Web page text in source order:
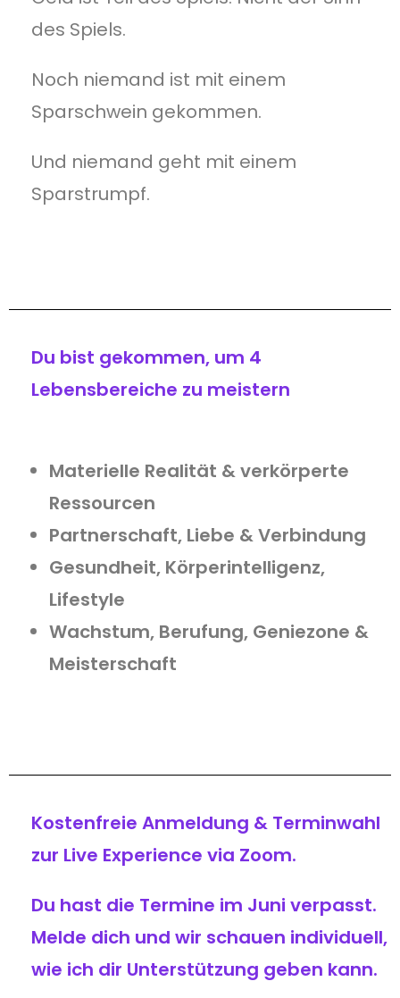
des Spiels.
Noch niemand ist mit einem
Sparschwein gekommen.
Und niemand geht mit einem
Sparstrumpf.
Du bist gekommen, um 4
Lebensbereiche zu meistern
Materielle Realität & verkörperte
Ressourcen
Partnerschaft, Liebe & Verbindung
Gesundheit, Körperintelligenz,
Lifestyle
Wachstum, Berufung, Geniezone &
Meisterschaft
Kostenfreie Anmeldung & Terminwahl
zur Live Experience via Zoom.
Du hast die Termine im Juni verpasst.
Melde dich und wir schauen individuell,
wie ich dir Unterstützung geben kann.